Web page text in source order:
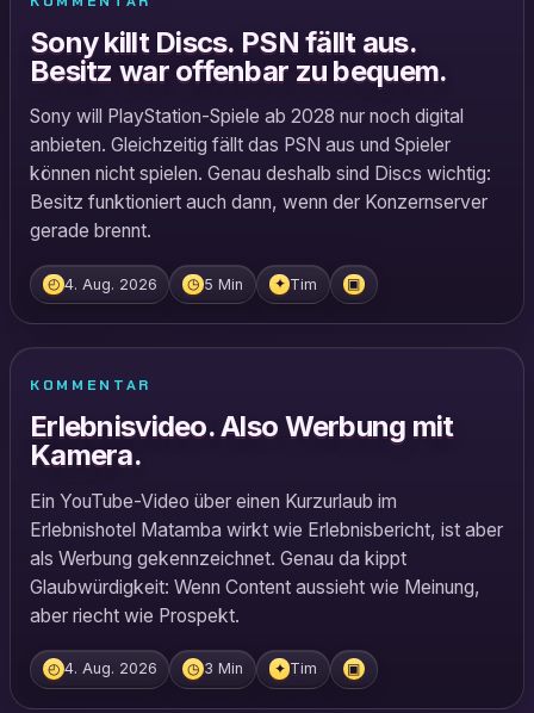
Sony killt Discs. PSN fällt aus.
Besitz war offenbar zu bequem.
Sony will PlayStation-Spiele ab 2028 nur noch digital
anbieten. Gleichzeitig fällt das PSN aus und Spieler
können nicht spielen. Genau deshalb sind Discs wichtig:
Besitz funktioniert auch dann, wenn der Konzernserver
gerade brennt.
◴ 4. Aug. 2026 ◷ 5 Min ✦ Tim ▣
KOMMENTAR
Erlebnisvideo. Also Werbung mit
Kamera.
Ein YouTube-Video über einen Kurzurlaub im
Erlebnishotel Matamba wirkt wie Erlebnisbericht, ist aber
als Werbung gekennzeichnet. Genau da kippt
Glaubwürdigkeit: Wenn Content aussieht wie Meinung,
aber riecht wie Prospekt.
◴ 4. Aug. 2026 ◷ 3 Min ✦ Tim ▣